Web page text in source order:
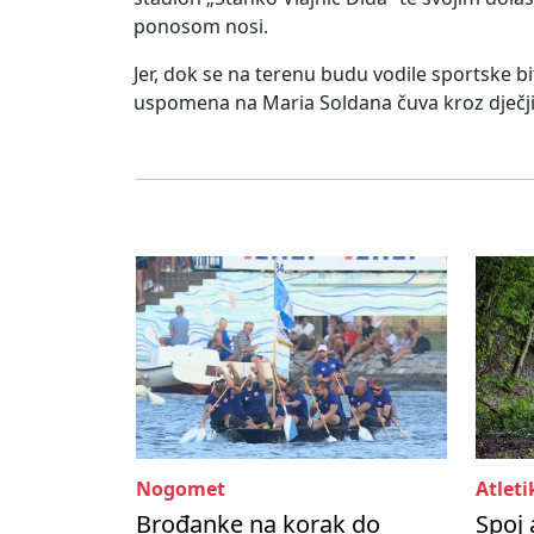
ponosom nosi.
Jer, dok se na terenu budu vodile sportske
uspomena na Maria Soldana čuva kroz
Nogomet
Brođanke na korak do Spoj